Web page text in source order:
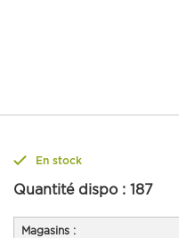
En stock
Quantité dispo : 187
Magasins :